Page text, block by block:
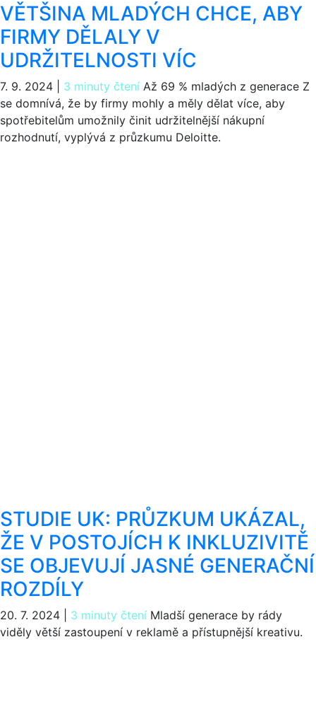
VĚTŠINA MLADÝCH CHCE, ABY
FIRMY DĚLALY V
UDRŽITELNOSTI VÍC
7. 9. 2024 3 minuty čtení Až 69 % mladých z generace Z
se domnívá, že by firmy mohly a měly dělat více, aby
spotřebitelům umožnily činit udržitelnější nákupní
rozhodnutí, vyplývá z průzkumu Deloitte.
STUDIE UK: PRŮZKUM UKÁZAL,
ŽE V POSTOJÍCH K INKLUZIVITĚ
SE OBJEVUJÍ JASNÉ GENERAČNÍ
ROZDÍLY
20. 7. 2024 3 minuty čtení Mladší generace by rády
viděly větší zastoupení v reklamě a přístupnější kreativu.